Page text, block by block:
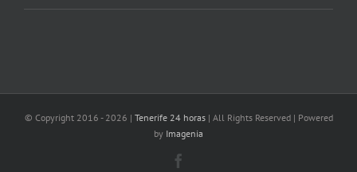
© Copyright 2016 - 2026 | Tenerife 24 horas| All Rights Reserved | Powered
by Imagenia